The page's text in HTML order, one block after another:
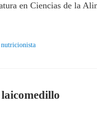
en Ciencias de la
nutricionista
laicomedillo